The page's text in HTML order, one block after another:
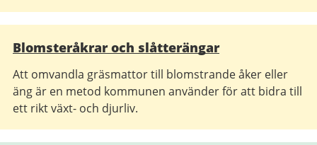
Blomsteråkrar och slåtterängar
Att omvandla gräsmattor till blomstrande åker eller
äng är en metod kommunen använder för att bidra till
ett rikt växt- och djurliv.